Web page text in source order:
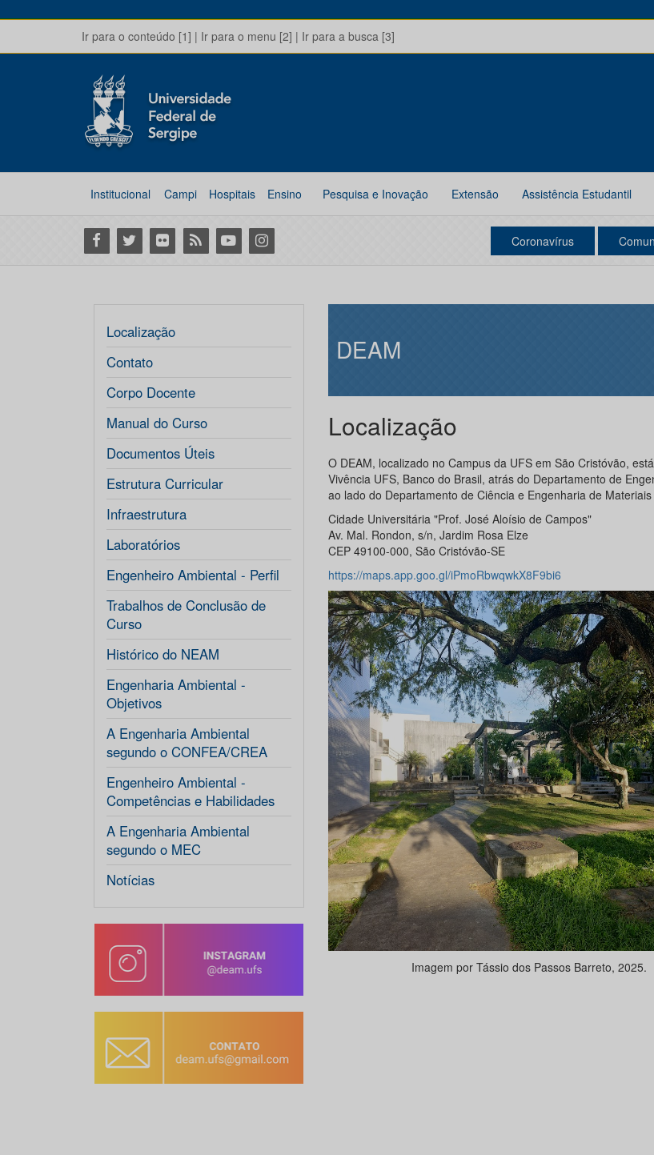
Ir para o conteúdo [1] | Ir para o menu [2] | Ir para a busca [3]
Institucional Campi Hospitais Ensino Pesquisa e Inovação Extensão Assistência Estudantil
Facebook
Twitter Flickr RSS YoutubeInstagram Coronavírus
Localização
Contato
Corpo Docente
Manual do Curso
Documentos Úteis
Estrutura Curricular
Infraestrutura
Laboratórios
Engenheiro Ambiental - Perfil
Trabalhos de Conclusão de
Curso
Histórico do NEAM
Engenharia Ambiental -
Objetivos
A Engenharia Ambiental
segundo o CONFEA/CREA
Engenheiro Ambiental -
Competências e Habilidades
A Engenharia Ambiental
segundo o MEC
Notícias
DEAM
Localização
O DEAM, localizado no Campus da UFS em São Cristóvão,
Vivência UFS, Banco do Brasil, atrás do Departamento de
ao lado do Departamento de Ciência e Engenharia de
Cidade Universitária "Prof. José Aloísio de Campos"
Av. Mal. Rondon, s/n, Jardim Rosa Elze
CEP 49100-000, São Cristóvão-SE
https://maps.app.goo.gl/iPmoRbwqwkX8F9bi6
Imagem por Tássio dos Passos Barreto, 2025.